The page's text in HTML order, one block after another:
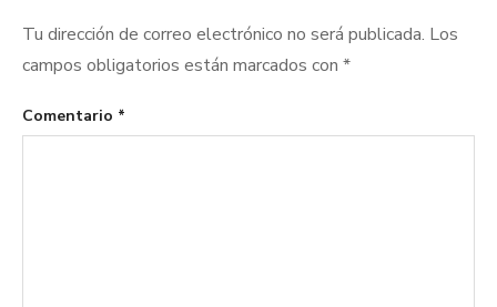
Tu dirección de correo electrónico no será publicada. Los
campos obligatorios están marcados con *
Comentario *